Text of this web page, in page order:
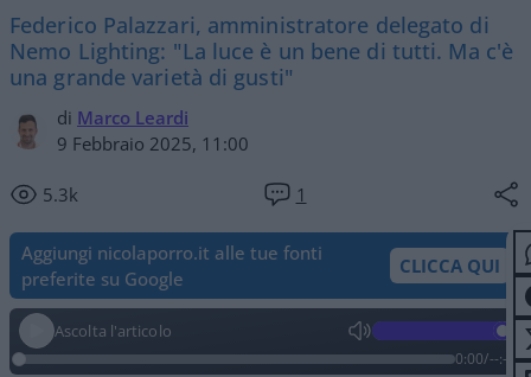
Federico Palazzari, amministratore delegato di
Nemo Lighting: "La luce è un bene di tutti. Ma c'è
una grande varietà di gusti"
di Marco Leardi
9 Febbraio 2025, 11:00
5.3k 1
Aggiungi nicolaporro.it alle tue fonti
preferite su Google
CLICCA QUI
Ascolta l'articolo
0:00/--:--